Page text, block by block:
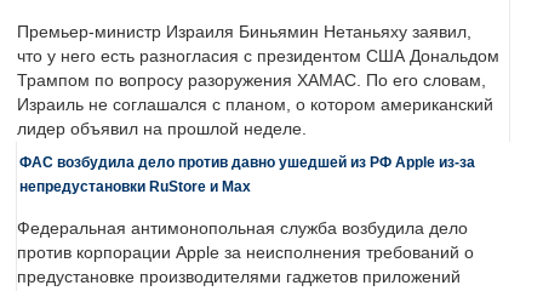
Премьер-министр Израиля Биньямин Нетаньяху заявил,
что у него есть разногласия с президентом США Дональдом
Трампом по вопросу разоружения ХАМАС. По его словам,
Израиль не соглашался с планом, о котором американский
лидер объявил на прошлой неделе.
ФАС возбудила дело против давно ушедшей из РФ Apple из-за
непредустановки RuStore и Max
Федеральная антимонопольная служба возбудила дело
против корпорации Apple за неисполнения требований о
предустановке производителями гаджетов приложений